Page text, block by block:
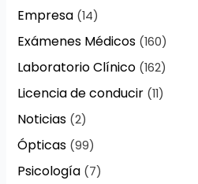
Empresa (14)
Exámenes Médicos (160)
Laboratorio Clínico (162)
Licencia de conducir (11)
Noticias (2)
Ópticas (99)
Psicología (7)